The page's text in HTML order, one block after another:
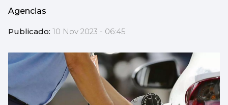
Agencias
Publicado: 10 Nov 2023 - 06:45